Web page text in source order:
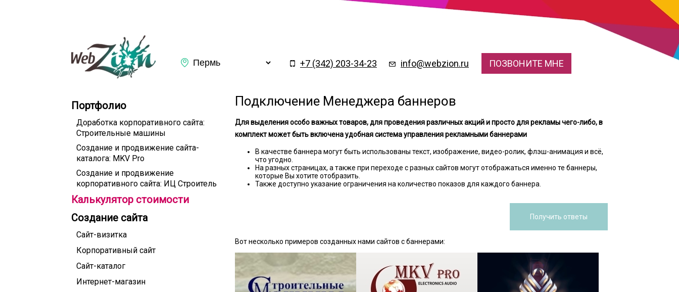
+7 (342) 203-34-23 info@webzion.ru ПОЗВОНИТЕ МНЕ
Портфолио
Доработка корпоративного сайта:
Строительные машины
Создание и продвижение сайта-
каталога: MKV Pro
Создание и продвижение
корпоративного сайта: ИЦ Строитель
Калькулятор стоимости
Создание сайта
Сайт-визитка
Корпоративный сайт
Сайт-каталог
Интернет-магазин
Подключение Менеджера баннеров
Для выделения особо важных товаров, для проведения различных акций и просто для рекламы чего-либо, в
комплект может быть включена удобная система управления рекламными баннерами
В качестве баннера могут быть использованы текст, изображение, видео-ролик, флэш-анимация и всё,
что угодно.
На разных страницах, а также при переходе с разных сайтов могут отображаться именно те баннеры,
которые Вы хотите отобразить.
Также доступно указание ограничения на количество показов для каждого баннера.
Получить ответы
Вот несколько примеров созданных нами сайтов с баннерами:
Политикой
конфиденциальности